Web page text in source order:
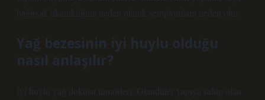
bağırsak tıkanıklığına neden olarak semptomlara neden olur.
Yağ bezesinin iyi huylu olduğu
nasıl anlaşılır?
İyi huylu yağ dokusu tümörleri: Glandüler yapıya sahip olan